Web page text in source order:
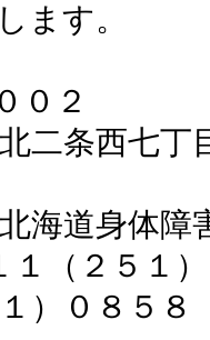
ます。
０２
二条西七丁
海道身体障
（２５１
）０８５８